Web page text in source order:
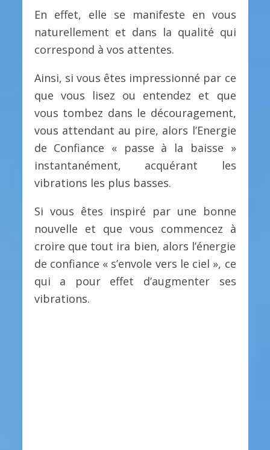
En effet, elle se manifeste en vous
naturellement et dans la qualité qui
correspond à vos attentes.
Ainsi, si vous êtes impressionné par ce
que vous lisez ou entendez et que
vous tombez dans le découragement,
vous attendant au pire, alors l’Energie
de Confiance « passe à la baisse »
instantanément, acquérant les
vibrations les plus basses.
Si vous êtes inspiré par une bonne
nouvelle et que vous commencez à
croire que tout ira bien, alors l’énergie
de confiance « s’envole vers le ciel », ce
qui a pour effet d’augmenter ses
vibrations.